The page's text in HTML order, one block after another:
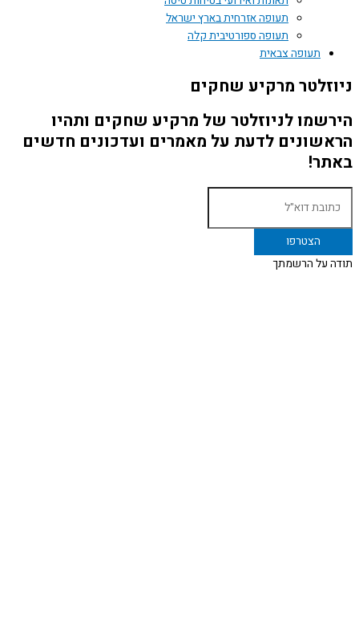
תעופה אזרחית בארץ ישראל
תעופה ספורטיבית קלה
תעופה צבאית
ניוזלטר מרקיע שחקים
הירשמו לניוזלטר של מרקיע שחקים ותהיו
הראשונים לדעת על מאמרים ועדכונים חדשים
באתר!
תודה על הרשמתך